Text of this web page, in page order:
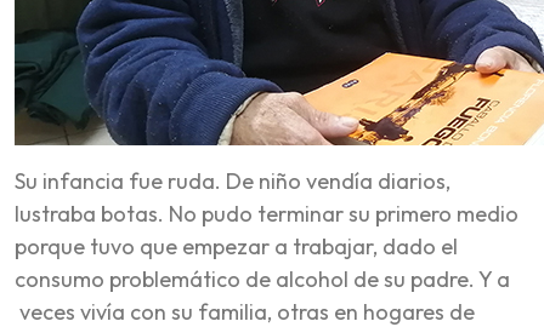
Su infancia fue ruda. De niño vendía diarios,
lustraba botas. No pudo terminar su primero medio
porque tuvo que empezar a trabajar, dado el
consumo problemático de alcohol de su padre. Y a
veces vivía con su familia, otras en hogares de